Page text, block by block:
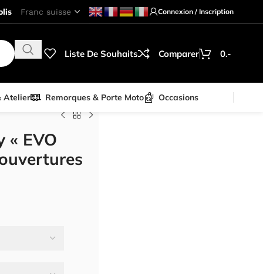
Connexion / Inscription
Liste De Souhaits Comparer 0.-
Atelier Remorques & Porte Moto Occasions
« EVO